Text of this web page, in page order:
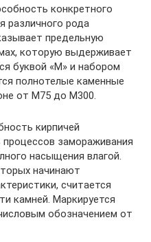
конкретного
различного рода
предельную
которую выдерживает
буквой «М» и набором
полнотелые каменные
от М75 до М300.
кирпичей
замораживания
насыщения влагой.
начинают
считается
камней. Маркируется
обозначением от